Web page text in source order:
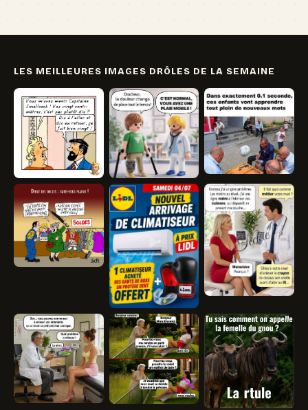
LES MEILLEURES IMAGES DRÔLES DE LA SEMAINE